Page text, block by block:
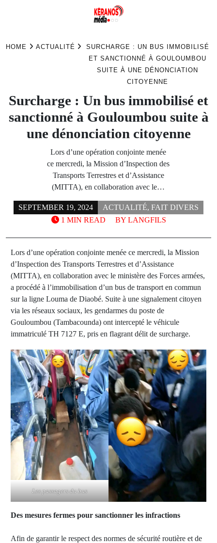
HOME ACTUALITÉ
SURCHARGE : UN BUS IMMOBILISÉ
ET SANCTIONNÉ À GOULOUMBOU
SUITE À UNE DÉNONCIATION
CITOYENNE
Surcharge : Un bus immobilisé et
sanctionné à Gouloumbou suite à
une dénonciation citoyenne
Lors d’une opération conjointe menée
ce mercredi, la Mission d’Inspection des
Transports Terrestres et d’Assistance
(MITTA), en collaboration avec le…
SEPTEMBER 19, 2024 ACTUALITÉ, FAIT DIVERS
BY LANGFILS
1 MIN READ
Lors d’une opération conjointe menée ce mercredi, la Mission
d’Inspection des Transports Terrestres et d’Assistance
(MITTA), en collaboration avec le ministère des Forces armées,
a procédé à l’immobilisation d’un bus de transport en commun
sur la ligne Louma de Diaobé. Suite à une signalement citoyen
via les réseaux sociaux, les gendarmes du poste de
Gouloumbou (Tambacounda) ont intercepté le véhicule
immatriculé TH 7127 E, pris en flagrant délit de surcharge.
Les passagers du bus
Des mesures fermes pour sanctionner les infractions
Afin de garantir le respect des normes de sécurité routière et de